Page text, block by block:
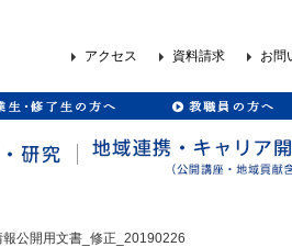
アクセス 資料請求 お問
公開用文書_修正_20190226